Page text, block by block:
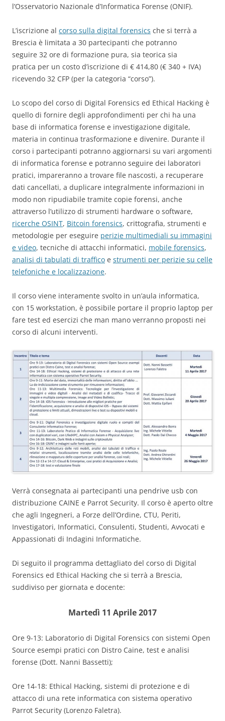
l’Osservatorio Nazionale d’Informatica Forense (ONIF).
L’iscrizione al corso sulla digital forensics che si terrà a
Brescia è limitata a 30 partecipanti che potranno
seguire 32 ore di formazione pura, sia teorica sia
pratica per un costo d’iscrizione di € 414,80 (€ 340 + IVA)
ricevendo 32 CFP (per la categoria “corso”).
Lo scopo del corso di Digital Forensics ed Ethical Hacking è
quello di fornire degli approfondimenti per chi ha una
base di informatica forense e investigazione digitale,
materia in continua trasformazione e divenire. Durante il
corso i partecipanti potranno aggiornarsi su vari argomenti
di informatica forense e potranno seguire dei laboratori
pratici, impareranno a trovare file nascosti, a recuperare
dati cancellati, a duplicare integralmente informazioni in
modo non ripudiabile tramite copie forensi, anche
attraverso l’utilizzo di strumenti hardware o software,
ricerche OSINT, Bitcoin forensics, crittografia, strumenti e
metodologie per eseguire perizie multimediali su immagini
e video, tecniche di attacchi informatici, mobile forensics,
analisi di tabulati di traffico e strumenti per perizie su celle
telefoniche e localizzazione.
Il corso viene interamente svolto in un’aula informatica,
con 15 workstation, è possibile portare il proprio laptop per
fare test ed esercizi che man mano verranno proposti nei
corso di alcuni interventi.
Verrà consegnata ai partecipanti una pendrive usb con
distribuzione CAINE e Parrot Security. Il corso è aperto oltre
che agli Ingegneri, a Forze dell’Ordine, CTU, Periti,
Investigatori, Informatici, Consulenti, Studenti, Avvocati e
Appassionati di Indagini Informatiche.
Di seguito il programma dettagliato del corso di Digital
Forensics ed Ethical Hacking che si terrà a Brescia,
suddiviso per giornata e docente:
Martedì 11 Aprile 2017
Ore 9-13: Laboratorio di Digital Forensics con sistemi Open
Source esempi pratici con Distro Caine, test e analisi
forense (Dott. Nanni Bassetti);
Ore 14-18: Ethical Hacking, sistemi di protezione e di
attacco di una rete informatica con sistema operativo
Parrot Security (Lorenzo Faletra).